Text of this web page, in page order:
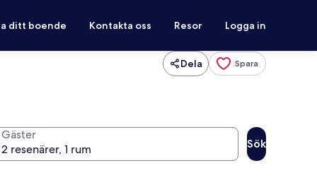
ditt boende Kontakta oss Resor Logga in
Dela Spara
Gäster
Sök